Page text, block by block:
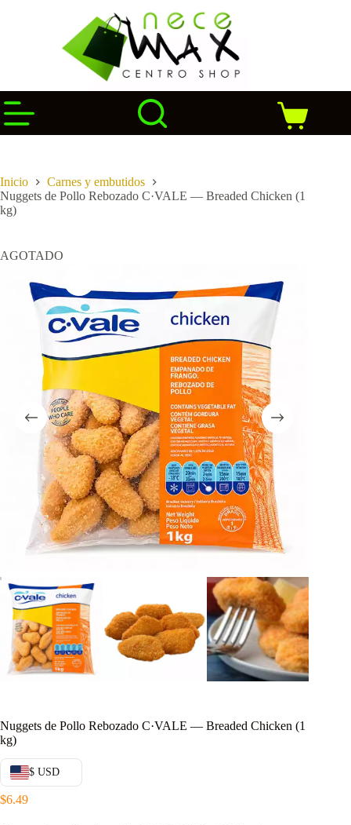
Carro
de
Inicio
Carnes y embutidos
Nuggets de Pollo Rebozado C·VALE — Breaded Chicken (1
kg)
AGOTADO
Nuggets de Pollo Rebozado C·VALE — Breaded Chicken (1
kg)
$ USD
$6.49